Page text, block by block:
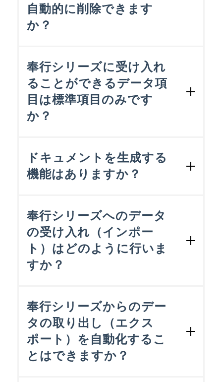
自動的に削除できます
か？
場合は、以下の３つの対応が考えられま
す。
対応① 奉行シリーズの機能を使っ
て、該当のデータを削除する。
け入れる。
対応③ 上流工程のシステムでは取り
消しフラグを設定し、nConnect for 奉
リーズに受け入れる。
奉行シリーズに受け入れ
ることができるデータ項
目は標準項目のみです
か？
ります。
※OBC受入形式
で定められています。
ドキュメントを生成する
機能はありますか？
機能があります。データ連携の流れを定
義したスクリプトの詳細や、アダプタの
設定内容、マッピングの設定内容など全
ての設定内容が出力されます。
奉行シリーズへのデータ
の受け入れ（インポー
ト）はどのように行いま
すか？
まま受け入れ（インポート）可能なOBC
受入形式データを作成することができま
す。奉行シリーズへのデータの書き込み
は、作成したOBC受入形式データを奉行
シリーズの汎用データ受入機能を使って
インポートすることで実現します。
奉行シリーズからのデー
タの取り出し（エクス
ポート）を自動化するこ
とはできますか？